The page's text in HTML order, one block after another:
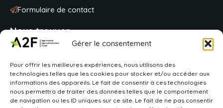
Gérer le consentement
Pour offrir les meilleures expériences, nous utilisons des
technologies telles que les cookies pour stocker et/ou accéder aux
informations des appareils. Le fait de consentir à ces technologies
nous permettra de traiter des données telles que le comportement
de navigation ou les ID uniques sur ce site. Le fait de ne pas consentir
Formulaire de contact
Nous trouver
BP 20163
2 avenue de la fôret de Haye
54505 Vandoeuvre-lès-Nancy